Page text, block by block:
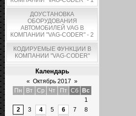
ДОУСТАНОВКА
ОБОРУДОВАНИЯ
АВТОМОБИЛЕЙ VAG В
КОМПАНИИ "VAG-CODER" - 2
КОДИРУЕМЫЕ ФУНКЦИИ В
КОМПАНИИ "VAG-CODER"
Календарь
« Октябрь 2017 »
Пн
Вт Ср Чт Пт Сб
Вс
1
2
3 4 5 6 7
8